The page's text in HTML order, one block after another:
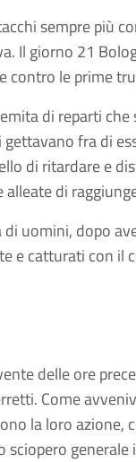
sempre più
Il giorno 21
contro le prime
di reparti
fra di
di ritardare e
di
uomini, dopo
e catturati con il
delle ore
Come
la loro
generale